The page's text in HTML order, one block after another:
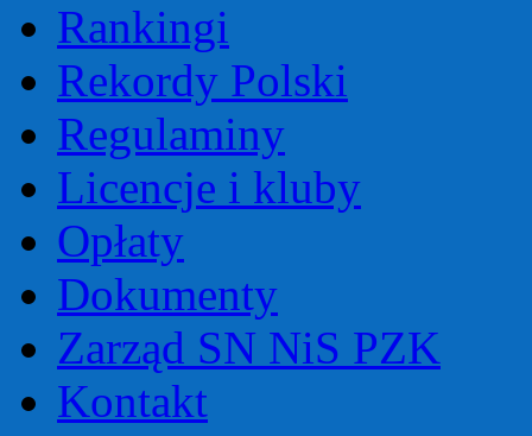
Rankingi
Rekordy Polski
Regulaminy
Licencje i kluby
Opłaty
Dokumenty
Zarząd SN NiS PZK
Kontakt